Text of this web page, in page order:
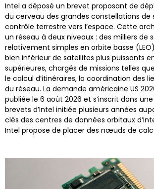
Intel a déposé un brevet proposant de
du cerveau des grandes constellations de
contrôle terrestre vers l’espace. Cette
un réseau à deux niveaux : des milliers de
relativement simples en orbite basse
bien inférieur de satellites plus puissants
supérieures, chargés de missions telles
le calcul d’itinéraires, la coordination des
du réseau. La demande américaine US
publiée le 6 août 2026 et s’inscrit dans
brevets d’Intel initiée plusieurs années
clés des centres de données orbitaux
Intel propose de placer des nœuds de